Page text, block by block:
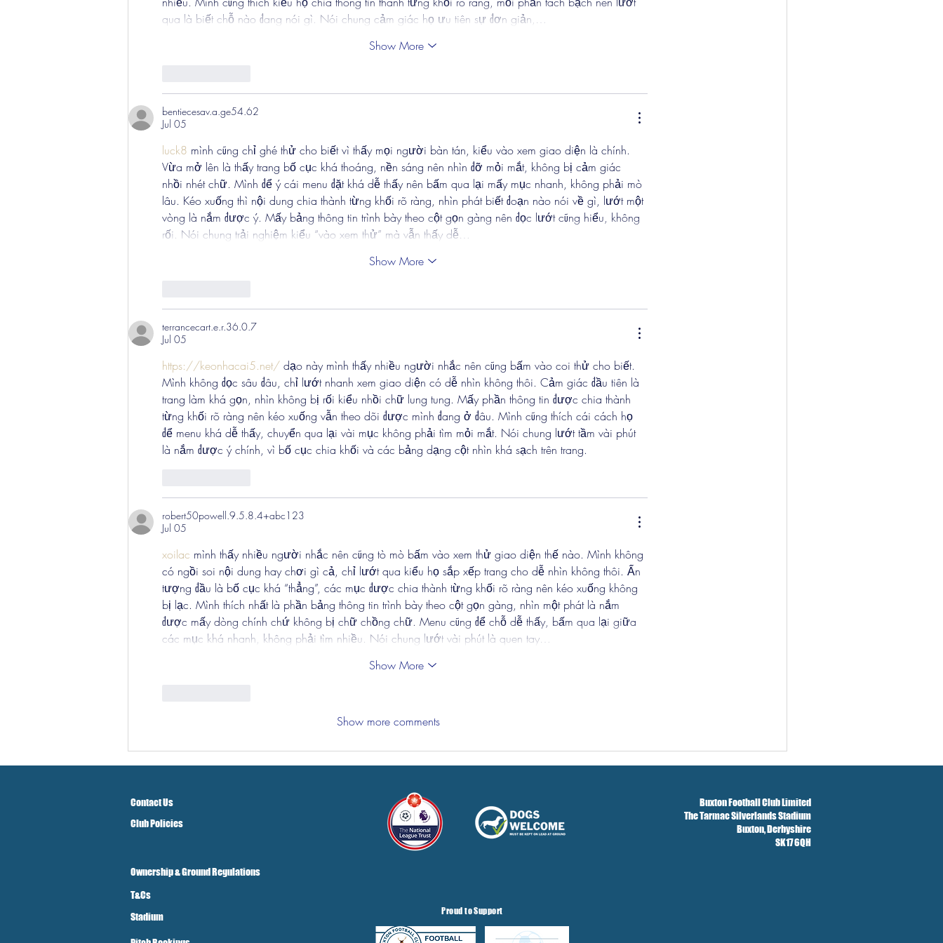
qua là biết chỗ nào đang nói gì. Nói chung cảm giác họ ưu tiên sự đơn giản,…
Show More
bentiecesav.a.ge54.62
Jul 05
luck8 mình cũng chỉ ghé thử cho biết vì thấy mọi người bàn tán, kiểu vào xem giao diện là chính.
Vừa mở lên là thấy trang bố cục khá thoáng, nền sáng nên nhìn đỡ mỏi mắt, không bị cảm giác
nhồi nhét chữ. Mình để ý cái menu đặt khá dễ thấy nên bấm qua lại mấy mục nhanh, không phải mò
lâu. Kéo xuống thì nội dung chia thành từng khối rõ ràng, nhìn phát biết đoạn nào nói về gì, lướt một
vòng là nắm được ý. Mấy bảng thông tin trình bày theo cột gọn gàng nên đọc lướt cũng hiểu, không
rối. Nói chung trải nghiệm kiểu “vào xem thử” mà vẫn thấy dễ…
Show More
terrancecart.e.r.36.0.7
Jul 05
https://keonhacai5.net/ dạo này mình thấy nhiều người nhắc nên cũng bấm vào coi thử cho biết.
Mình không đọc sâu đâu, chỉ lướt nhanh xem giao diện có dễ nhìn không thôi. Cảm giác đầu tiên là
trang làm khá gọn, nhìn không bị rối kiểu nhồi chữ lung tung. Mấy phần thông tin được chia thành
từng khối rõ ràng nên kéo xuống vẫn theo dõi được mình đang ở đâu. Mình cũng thích cái cách họ
để menu khá dễ thấy, chuyển qua lại vài mục không phải tìm mỏi mắt. Nói chung lướt tầm vài phút
là nắm được ý chính, vì bố cục chia khối và các bảng dạng cột nhìn khá sạch trên trang.
robert50powell.9.5.8.4+abc123
Jul 05
xoilac mình thấy nhiều người nhắc nên cũng tò mò bấm vào xem thử giao diện thế nào. Mình không
có ngồi soi nội dung hay chơi gì cả, chỉ lướt qua kiểu họ sắp xếp trang cho dễ nhìn không thôi. Ấn
tượng đầu là bố cục khá “thẳng”, các mục được chia thành từng khối rõ ràng nên kéo xuống không
bị lạc. Mình thích nhất là phần bảng thông tin trình bày theo cột gọn gàng, nhìn một phát là nắm
được mấy dòng chính chứ không bị chữ chồng chữ. Menu cũng để chỗ dễ thấy, bấm qua lại giữa
các mục khá nhanh, không phải tìm nhiều. Nói chung lướt vài phút là quen tay…
Show More
Show more comments
Contact Us
Club Policies
Buxton Football Club Limited
The Tarmac Silverlands Stadium
Buxton,Derbyshire
SK17 6QH
Ownership & Ground Regulations
T&Cs
Stadium
Proud to Support